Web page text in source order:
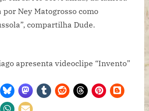
por Ney Matogrosso como
compartilha Dude.